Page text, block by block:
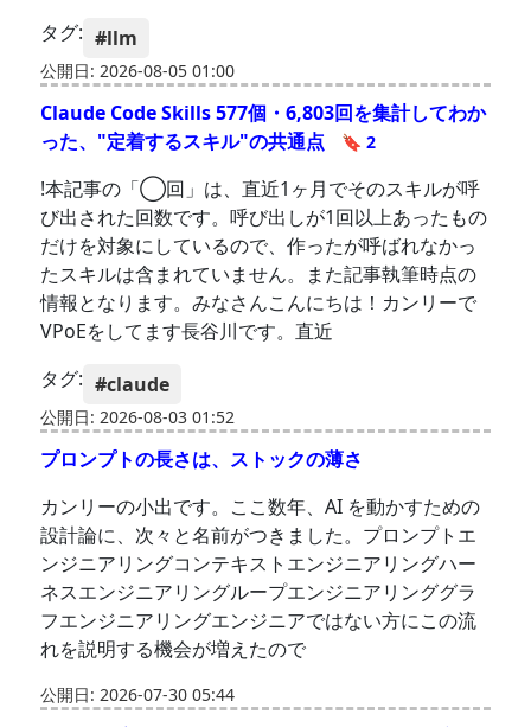
タグ: #llm
公開日: 2026-08-05 01:00
Claude Code Skills 577個・6,803回を集計してわか
った、"定着するスキル"の共通点
🔖 2
!本記事の「◯回」は、直近1ヶ月でそのスキルが呼
び出された回数です。呼び出しが1回以上あったもの
だけを対象にしているので、作ったが呼ばれなかっ
たスキルは含まれていません。また記事執筆時点の
情報となります。みなさんこんにちは！カンリーで
VPoEをしてます長谷川です。直近
タグ: #claude
公開日: 2026-08-03 01:52
プロンプトの長さは、ストックの薄さ
カンリーの小出です。ここ数年、AI を動かすための
設計論に、次々と名前がつきました。プロンプトエ
ンジニアリングコンテキストエンジニアリングハー
ネスエンジニアリングループエンジニアリンググラ
フエンジニアリングエンジニアではない方にこの流
れを説明する機会が増えたので
公開日: 2026-07-30 05:44